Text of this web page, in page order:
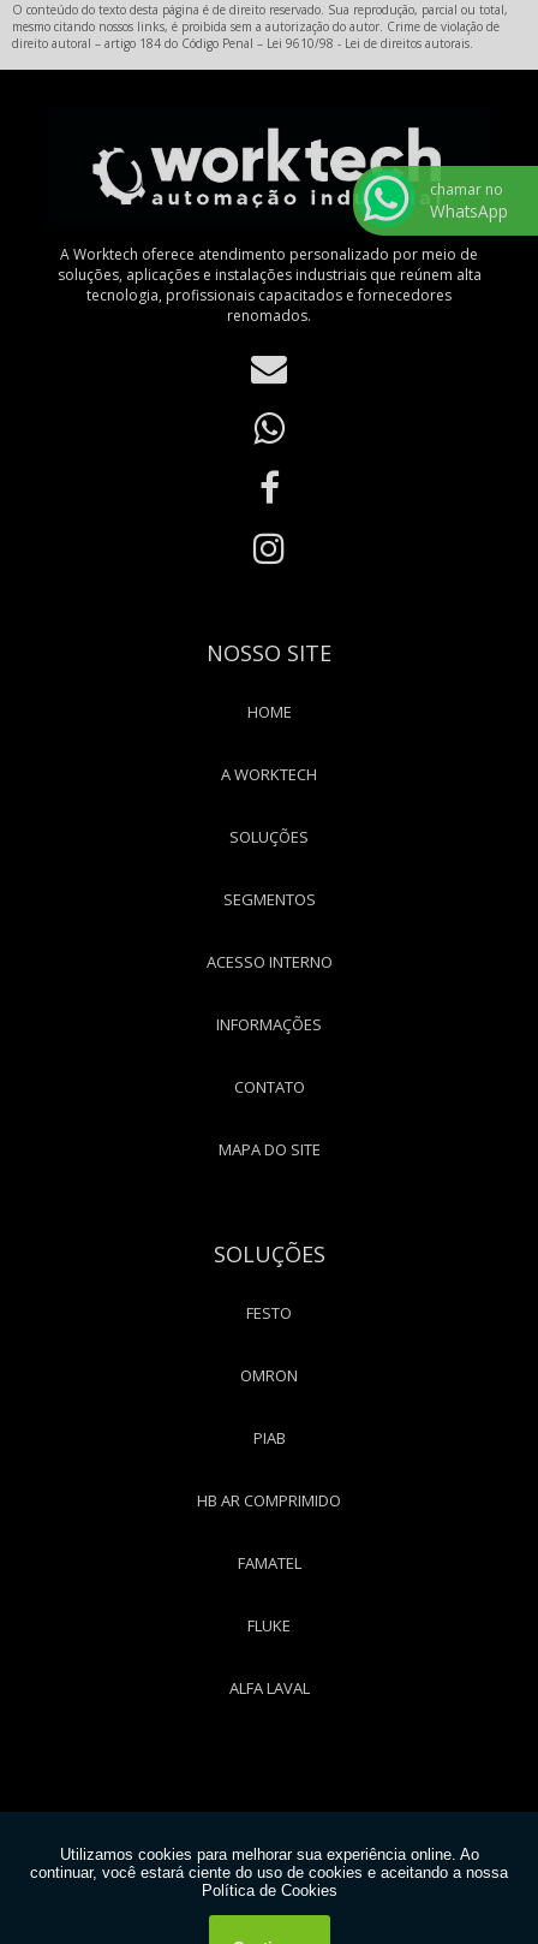
O conteúdo do texto desta página é de direito reservado. Sua reprodução, parcial ou total,
mesmo citando nossos links, é proibida sem a autorização do autor. Crime de violação de
direito autoral – artigo 184 do Código Penal – Lei 9610/98 - Lei de direitos autorais.
A Worktech oferece atendimento personalizado por meio de
soluções, aplicações e instalações industriais que reúnem alta
tecnologia, profissionais capacitados e fornecedores
renomados.
NOSSO SITE
HOME
A WORKTECH
SOLUÇÕES
SEGMENTOS
ACESSO INTERNO
INFORMAÇÕES
CONTATO
MAPA DO SITE
SOLUÇÕES
FESTO
OMRON
PIAB
HB AR COMPRIMIDO
FAMATEL
FLUKE
ALFA LAVAL
W3C
W3C
chamar no
WhatsApp